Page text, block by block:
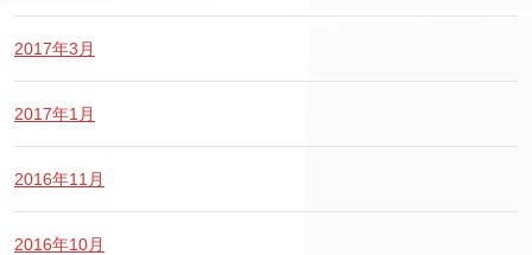
2017年3月
2017年1月
2016年11月
2016年10月